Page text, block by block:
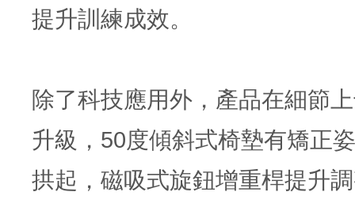
提升訓練成效。
除了科技應用外，產品在細節
升級，50度傾斜式椅墊有矯正
拱起，磁吸式旋鈕增重桿提升